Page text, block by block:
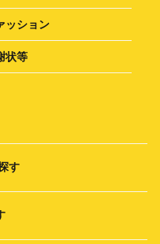
ッション
状等
す